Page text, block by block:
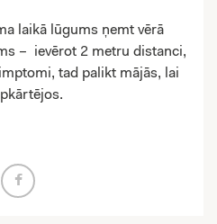
laikā lūgums ņemt vērā
– ievērot 2 metru distanci,
tad palikt mājās, lai